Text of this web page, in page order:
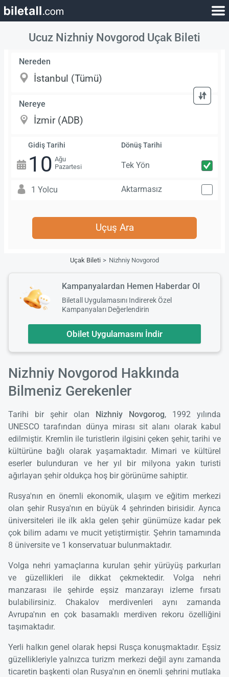
Ucuz Nizhniy Novgorod Uçak Bileti
Nereden
Nereye
Gidiş Tarihi
10 Ağu
Pazartesi
Dönüş Tarihi
Tek Yön
1 Yolcu Aktarmasız
Uçuş Ara
Uçak Bileti Nizhniy Novgorod
Kampanyalardan Hemen Haberdar Ol
Biletall Uygulamasını Indirerek Özel
Kampanyaları Değerlendirin
Obilet Uygulamasını İndir
Nizhniy Novgorod Hakkında
Bilmeniz Gerekenler
Tarihi bir şehir olan Nizhniy Novgorog, 1992 yılında
UNESCO tarafından dünya mirası sit alanı olarak kabul
edilmiştir. Kremlin ile turistlerin ilgisini çeken şehir, tarihi ve
kültürüne bağlı olarak yaşamaktadır. Mimari ve kültürel
eserler bulunduran ve her yıl bir milyona yakın turisti
ağırlayan şehir oldukça hoş bir görünüme sahiptir.
Rusya'nın en önemli ekonomik, ulaşım ve eğitim merkezi
olan şehir Rusya'nın en büyük 4 şehrinden birisidir. Ayrıca
üniversiteleri ile ilk akla gelen şehir günümüze kadar pek
çok bilim adamı ve mucit yetiştirmiştir. Şehrin tamamında
8 üniversite ve 1 konservatuar bulunmaktadır.
Volga nehri yamaçlarına kurulan şehir yürüyüş parkurları
ve güzellikleri ile dikkat çekmektedir. Volga nehri
manzarası ile şehirde eşsiz manzarayı izleme fırsatı
bulabilirsiniz. Chakalov merdivenleri aynı zamanda
Avrupa'nın en çok basamaklı merdiven rekoru özelliğini
taşımaktadır.
Yerli halkın genel olarak hepsi Rusça konuşmaktadır. Eşsiz
güzellikleriyle yalnızca turizm merkezi değil aynı zamanda
ticaretin başkenti olan Rusya'nın en önemli şehrini mutlaka